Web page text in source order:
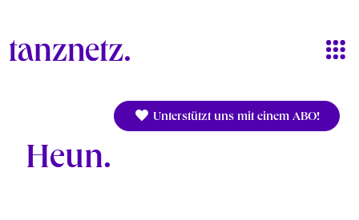
Unterstützt uns mit einem ABO!
Heun